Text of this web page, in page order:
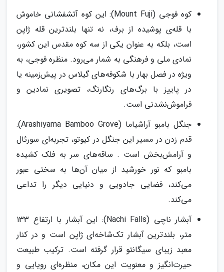
کوه فوجی (Mount Fuji): این کوه آتشفشانی خاموش
با قله‌ی پوشیده از برف، نه تنها بلندترین قله ژاپن
است، بلکه به عنوان یکی از سه کوه مقدس این کشور،
نمادی ملی و فرهنگی به شمار می‌رود. منظره فوجی، به
ویژه در فصل بهار با شکوفه‌های گیلاس در پیش‌زمینه یا
در پاییز با برگ‌های رنگارنگ، تصویری نمادین و
فراموش‌نشدنی است.
جنگل بامبو آراشیاما (Arashiyama Bamboo Grove):
قدم زدن در مسیر این جنگل در کیوتو، تجربه‌ای سورئال
و آرامش‌بخش است . ساقه‌های سر به فلک کشیده
بامبو که نور خورشید از میان آن‌ها به سختی عبور
می‌کند، فضایی جادویی و دنیایی دیگر را تداعی
می‌کند.
آبشار ناچی (Nachi Falls): این آبشار با ارتفاع 133
متر، بلندترین آبشار تک‌شاخه‌ای ژاپن است و در کنار
معبد زیبای سیگانتو قرار گرفته است. ترکیب طبیعت
حیرت‌انگیز و معنویت این مکان، منظره‌ای رویایی و